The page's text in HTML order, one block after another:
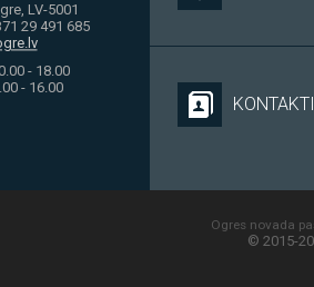
LV-5001
29 491 685
- 18.00
- 16.00
KONTAKTI
Ogres novada
© 2015-